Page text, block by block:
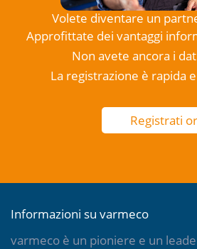
Volete diventare un
Approfittate dei vantaggi
Non avete ancora i
La registrazione è rapida
Registrati
Informazioni su varmeco
varmeco è un pioniere e un